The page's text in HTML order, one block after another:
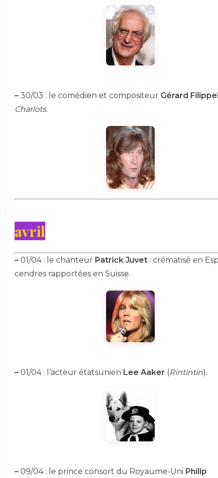
– 30/03 : le comédien et compositeur Gérard
Charlots.
avril
– 01/04 : le chanteur Patrick Juvet : crématisé en
cendres rapportées en Suisse.
– 01/04 : l’acteur étatsunien Lee Aaker (Rintintin).
– 09/04 : le prince consort du Royaume-Uni Philip